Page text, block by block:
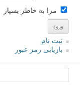
مرا به خاطر بسپار
ثبت نام
بازیابی رمز عبور